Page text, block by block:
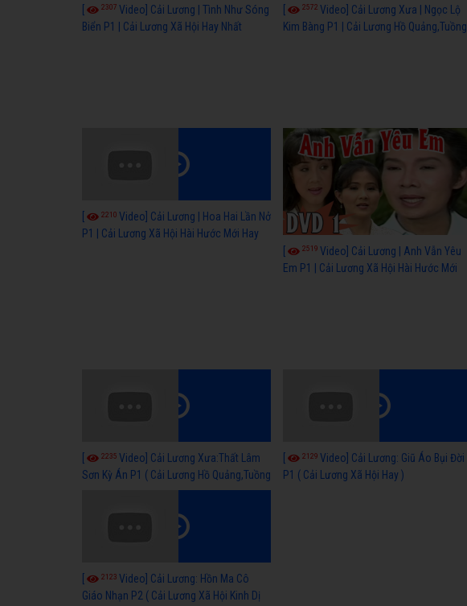
2307 Video] Cải Lương | Tình Như Sóng
Biển P1 | Cải Lương Xã Hội Hay Nhất
2572 Video] Cải Lương Xưa | Ngọc Lộ
Kim Bàng P1 | Cải Lương Hồ Quảng,Tuồng
2210 Video] Cải Lương | Hoa Hai Lần Nở
P1 | Cải Lương Xã Hội Hài Hước Mới Hay
2519 Video] Cải Lương | Anh Vẫn Yêu
Em P1 | Cải Lương Xã Hội Hài Hước Mới
2235 Video] Cải Lương Xưa:Thất Lâm
Sơn Kỳ Án P1 ( Cải Lương Hồ Quảng,Tuồng
2129 Video] Cải Lương: Giũ Áo Bụi Đời
P1 ( Cải Lương Xã Hội Hay )
2123 Video] Cải Lương: Hồn Ma Cô
Giáo Nhạn P2 ( Cải Lương Xã Hội Kinh Dị